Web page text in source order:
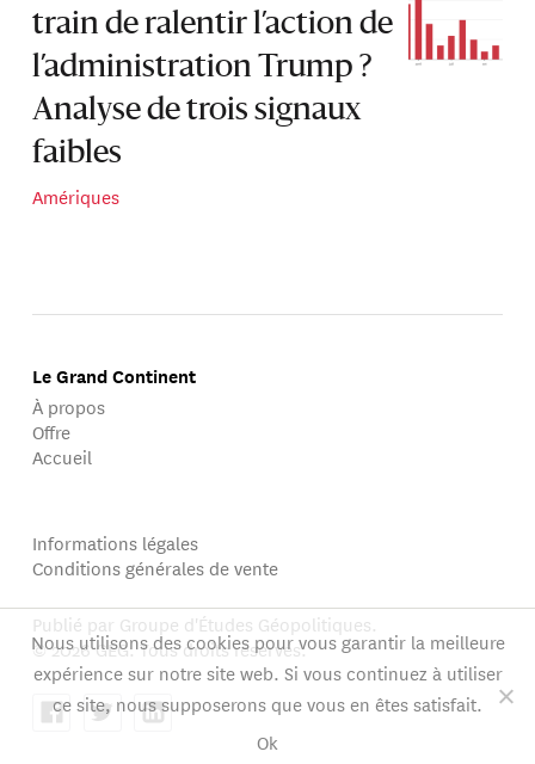
train de ralentir l’action de
l’administration Trump ?
Analyse de trois signaux
faibles
Amériques
Le Grand Continent
À propos
Offre
Accueil
Informations légales
Conditions générales de vente
Publié par Groupe d'Études Géopolitiques.
© 2026 GEG. Tous droits réservés.
Nous utilisons des cookies pour vous garantir la meilleure
expérience sur notre site web. Si vous continuez à utiliser
ce site, nous supposerons que vous en êtes satisfait.
Ok